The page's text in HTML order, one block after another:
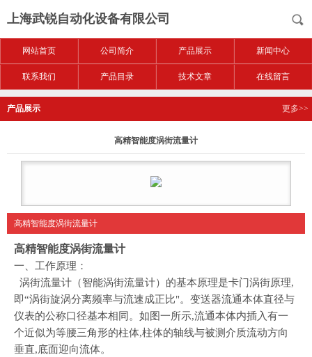
上海武锐自动化设备有限公司
网站首页 公司简介 产品展示 新闻中心
联系我们 产品目录 技术文章 在线留言
产品展示 更多>>
高精智能度涡街流量计
高精智能度涡街流量计
高精智能度涡街流量计
一、 工作原理：
涡街流量计（智能涡街流量计）的基本原理是卡门涡街原理,
即“涡街旋涡分离频率与流速成正比"。变送器流通本体直径与
仪表的公称口径基本相同。如图一所示,流通本体内插入有一
个近似为等腰三角形的柱体,柱体的轴线与被测介质流动方向
垂直,底面迎向流体。